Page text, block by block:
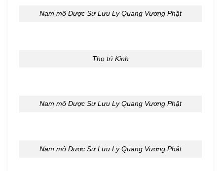
Nam mô Dược Sư Lưu Ly Quang Vương Phật
Thọ trì Kinh
Nam mô Dược Sư Lưu Ly Quang Vương Phật
Nam mô Dược Sư Lưu Ly Quang Vương Phật